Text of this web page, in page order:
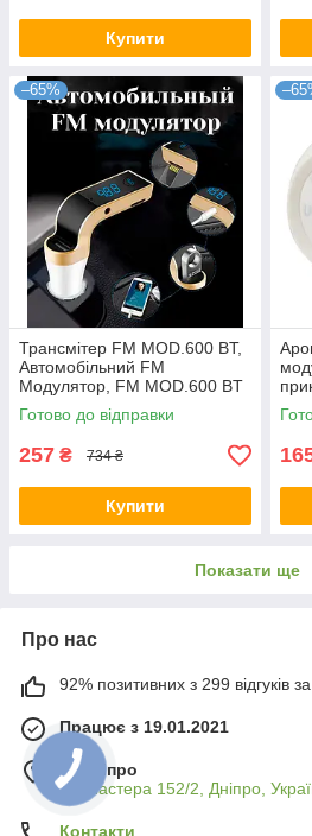
Купити
–65%
Трансмітер FM MOD.600 BT,
Автомобільний FM
Модулятор, FM MOD.600 BT
Готово до відправки
257 ₴ 734 ₴
Купити
фм
Показати ще
Про нас
92% позитивних з 299 відгуків за
Працює з 19.01.2021
м. Дніпро
ул. Пастера 152/2, Дніпро,
Контакти